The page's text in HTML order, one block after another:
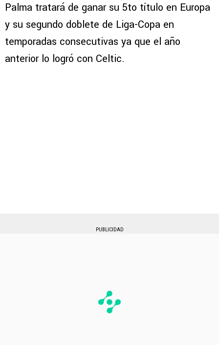
Palma tratará de ganar su 5to título en Europa
y su segundo doblete de Liga-Copa en
temporadas consecutivas ya que el año
anterior lo logró con Celtic.
PUBLICIDAD